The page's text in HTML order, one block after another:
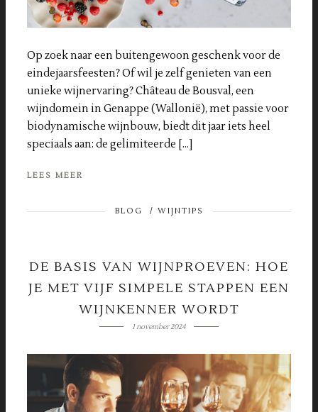
Op zoek naar een buitengewoon geschenk voor de
eindejaarsfeesten? Of wil je zelf genieten van een
unieke wijnervaring? Château de Bousval, een
wijndomein in Genappe (Wallonië), met passie voor
biodynamische wijnbouw, biedt dit jaar iets heel
speciaals aan: de gelimiteerde […]
LEES MEER
BLOG / WIJNTIPS
DE BASIS VAN WIJNPROEVEN: HOE
JE MET VIJF SIMPELE STAPPEN EEN
WIJNKENNER WORDT
1 november 2024